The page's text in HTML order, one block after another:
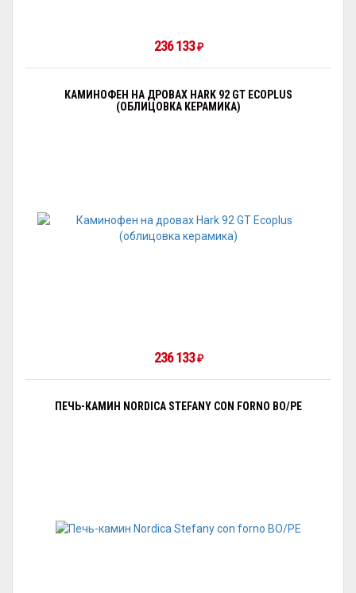
236 133 ₽
КАМИНОФЕН НА ДРОВАХ HARK 92 GT ECOPLUS
(ОБЛИЦОВКА КЕРАМИКА)
236 133 ₽
ПЕЧЬ-КАМИН NORDICA STEFANY CON FORNO BO/PE